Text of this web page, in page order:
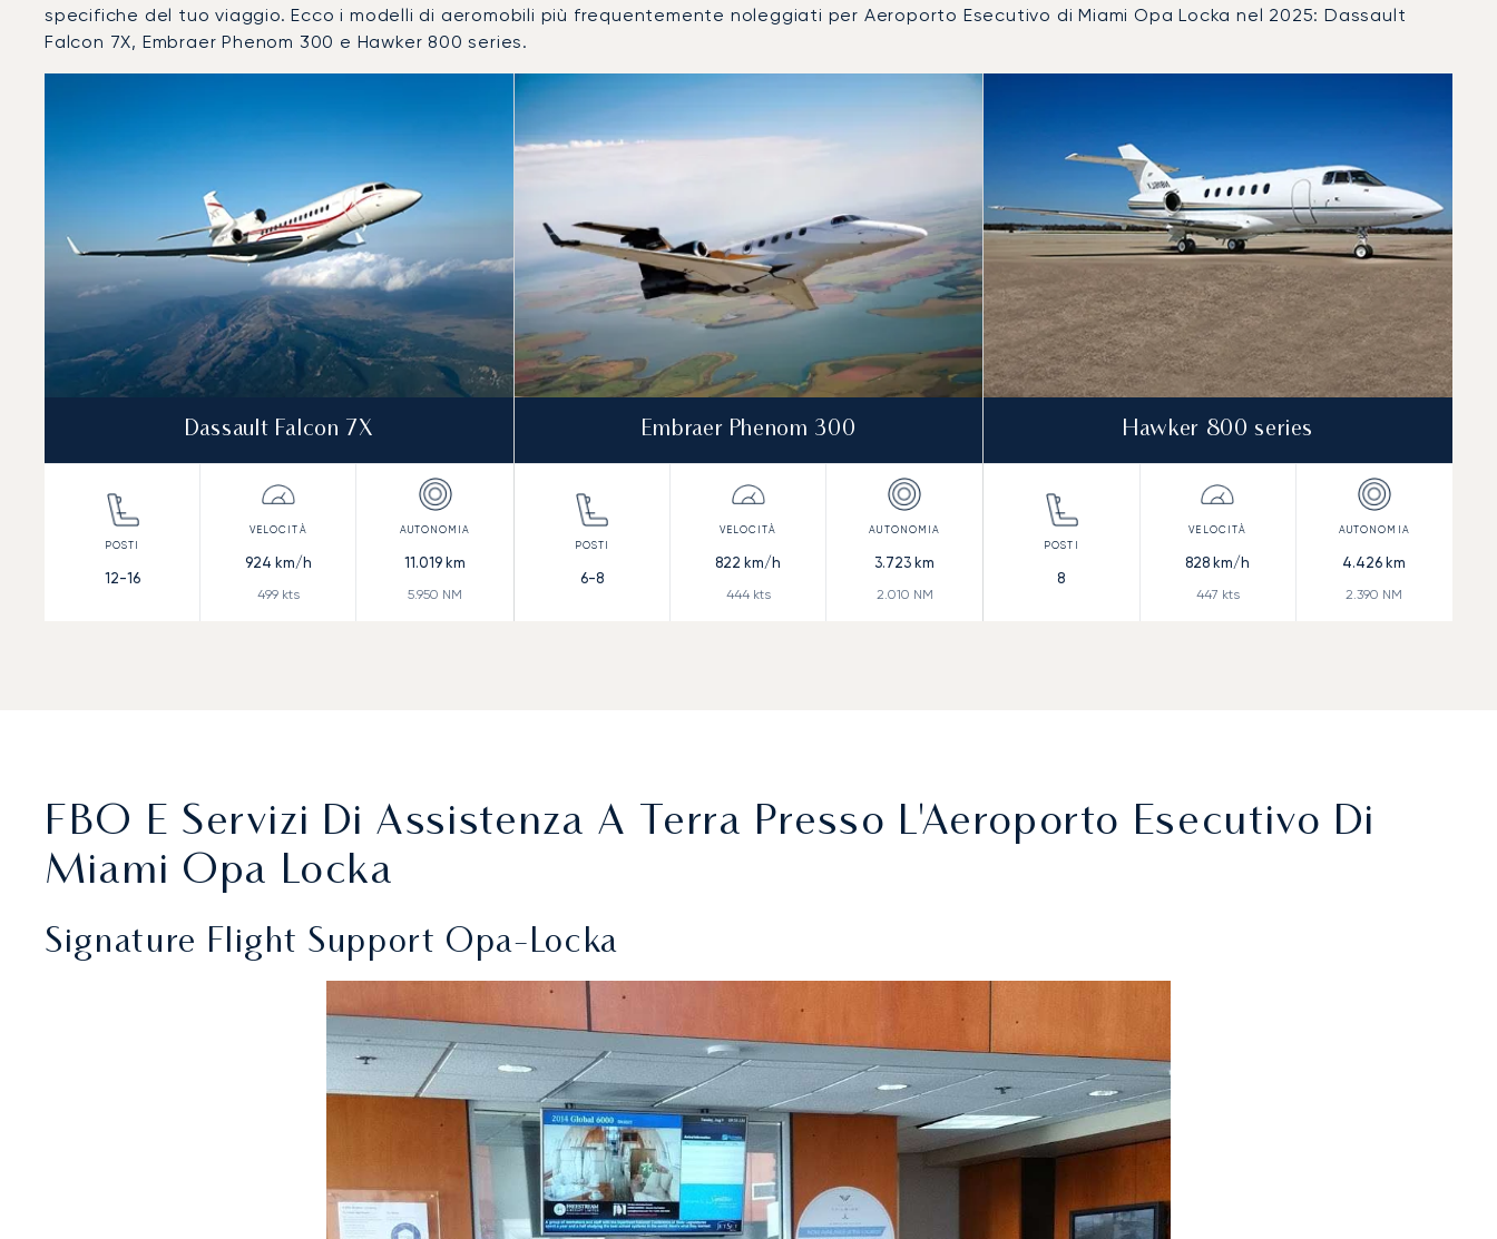
specifiche del tuo viaggio. Ecco i modelli di aeromobili più frequentemente noleggiati per Aeroporto Esecutivo di Miami Opa Locka nel 2025: Dassault
Falcon 7X, Embraer Phenom 300 e Hawker 800 series.
Aeroporto Esecutivo di Miami Opa Locka : I 3 modelli di aeromobile più utilizzati per numero di movimenti volo nel 2025
Autonomia (km)
Dassault Falcon 7X
12-16
924 km/h
499kts
11.019 km
5.950 NM
Embraer Phenom 300
6-8
822 km/h
444kts
3.723 km
2.010 NM
Hawker 800 series
8
828 km/h
447 kts
4.426 km
2.390 NM
FBO E Servizi Di Assistenza A Terra Presso L'Aeroporto Esecutivo Di
Miami Opa Locka
Signature Flight Support Opa-Locka